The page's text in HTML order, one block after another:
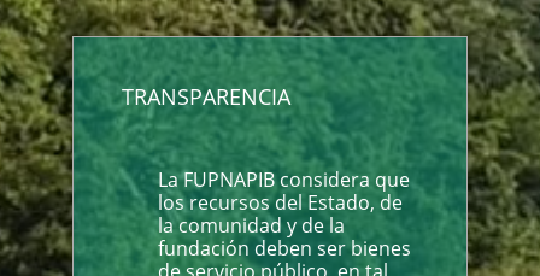
TRANSPARENCIA
La FUPNAPIB considera que
los recursos del Estado, de
la comunidad y de la
fundación deben ser bienes